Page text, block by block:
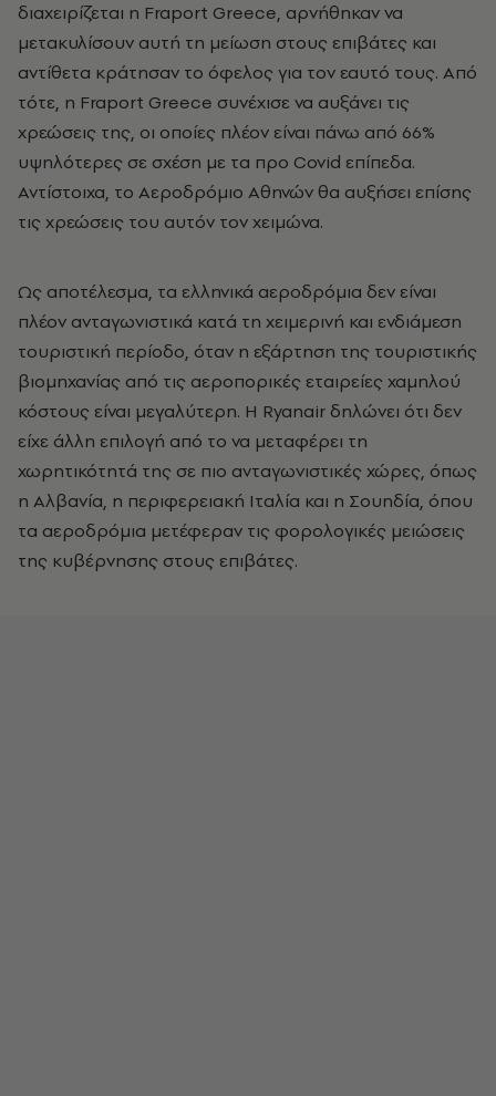
διαχειρίζεται η Fraport Greece, αρνήθηκαν να
μετακυλίσουν αυτή τη μείωση στους επιβάτες και
αντίθετα κράτησαν το όφελος για τον εαυτό τους. Από
τότε, η Fraport Greece συνέχισε να αυξάνει τις
χρεώσεις της, οι οποίες πλέον είναι πάνω από 66%
υψηλότερες σε σχέση με τα προ Covid επίπεδα.
Αντίστοιχα, το Αεροδρόμιο Αθηνών θα αυξήσει επίσης
τις χρεώσεις του αυτόν τον χειμώνα.
Ως αποτέλεσμα, τα ελληνικά αεροδρόμια δεν είναι
πλέον ανταγωνιστικά κατά τη χειμερινή και ενδιάμεση
τουριστική περίοδο, όταν η εξάρτηση της τουριστικής
βιομηχανίας από τις αεροπορικές εταιρείες χαμηλού
κόστους είναι μεγαλύτερη. Η Ryanair δηλώνει ότι δεν
είχε άλλη επιλογή από το να μεταφέρει τη
χωρητικότητά της σε πιο ανταγωνιστικές χώρες, όπως
η Αλβανία, η περιφερειακή Ιταλία και η Σουηδία, όπου
τα αεροδρόμια μετέφεραν τις φορολογικές μειώσεις
της κυβέρνησης στους επιβάτες.